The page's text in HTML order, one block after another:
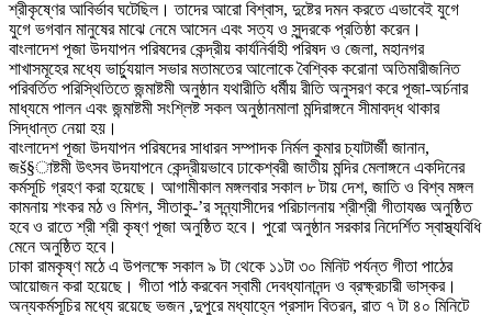
শ্রীকৃষ্ণের আবির্ভাব ঘটেছিল। তাদের আরো বিশ্বাস, দুষ্টের দমন করতে এভাবেই যুগে
যুগে ভগবান মানুষের মাঝে নেমে আসেন এবং সত্য ও সুন্দরকে প্রতিষ্ঠা করেন।
বাংলাদেশ পূজা উদযাপন পরিষদের কেন্দ্রীয় কার্যনির্বাহী পরিষদ ও জেলা, মহানগর
শাখাসমূহের মধ্যে ভার্চ্যুয়াল সভার মতামতের আলোকে বৈশ্বিক করোনা অতিমারীজনিত
পরিবর্তিত পরিস্থিতিতে জন্মাষ্টমী অনুষ্ঠান যথারীতি ধর্মীয় রীতি অনুসরণ করে পূজা-অর্চনার
মাধ্যমে পালন এবং জন্মাষ্টমী সংশ্লিষ্ট সকল অনুষ্ঠানমালা মন্দিরাঙ্গনে সীমাবদ্ধ থাকার
সিদ্ধান্ত নেয়া হয়।
বাংলাদেশ পূজা উদযাপন পরিষদের সাধারন সম্পাদক নির্মল কুমার চ্যাটার্জী জানান,
জš§াষ্টমী উৎসব উদযাপনে কেন্দ্রীয়ভাবে ঢাকেশ্বরী জাতীয় মন্দির মেলাঙ্গনে একদিনের
কর্মসূচি গ্রহণ করা হয়েছে। আগামীকাল মঙ্গলবার সকাল ৮ টায় দেশ, জাতি ও বিশ্ব মঙ্গল
কামনায় শংকর মঠ ও মিশন, সীতাকু-’র সন্ন্যাসীদের পরিচালনায় শ্রীশ্রী গীতাযজ্ঞ অনুষ্ঠিত
হবে ও রাতে শ্রী শ্রী কৃষ্ণ পূজা অনুষ্ঠিত হবে। পুরো অনুষ্ঠান সরকার নিদের্শিত স্বাস্থ্যবিধি
মেনে অনুষ্ঠিত হবে।
ঢাকা রামকৃষ্ণ মঠে এ উপলক্ষে সকাল ৯ টা থেকে ১১টা ৩০ মিনিট পর্যন্ত গীতা পাঠের
আয়োজন করা হয়েছে। গীতা পাঠ করবেন স্বামী দেবধ্যানানন্দ ও ব্রক্ষ্রচারী ভাস্কর।
অন্যকর্মসূচির মধ্যে রয়েছে ভজন ,দুপুরে মধ্যাহ্নে প্রসাদ বিতরন, রাত ৭ টা ৪০ মিনিটে